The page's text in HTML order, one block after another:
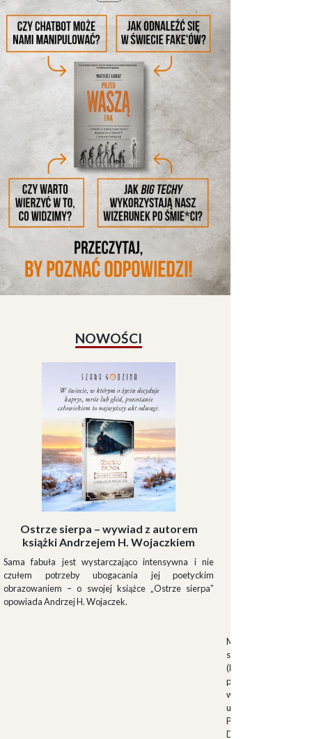
NOWOŚCI
Ostrze sierpa – wywiad z autorem
książki Andrzejem H. Wojaczkiem
Sama fabuła jest wystarczająco intensywna i nie
czułem potrzeby ubogacania jej poetyckim
obrazowaniem – o swojej książce „Ostrze sierpa”
opowiada Andrzej H. Wojaczek.
Muszkieterowie
stanowili elitarną
(Milizia Volontaria
pełniącą rolę
w latach 1923-
uroczystościach
Palazzo Venezia w
Duce.